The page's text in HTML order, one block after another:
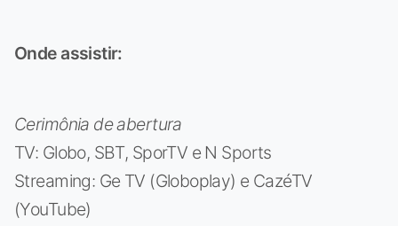
Onde assistir:
Cerimônia de abertura
TV: Globo, SBT, SporTV e N Sports
Streaming: Ge TV (Globoplay) e CazéTV
(YouTube)